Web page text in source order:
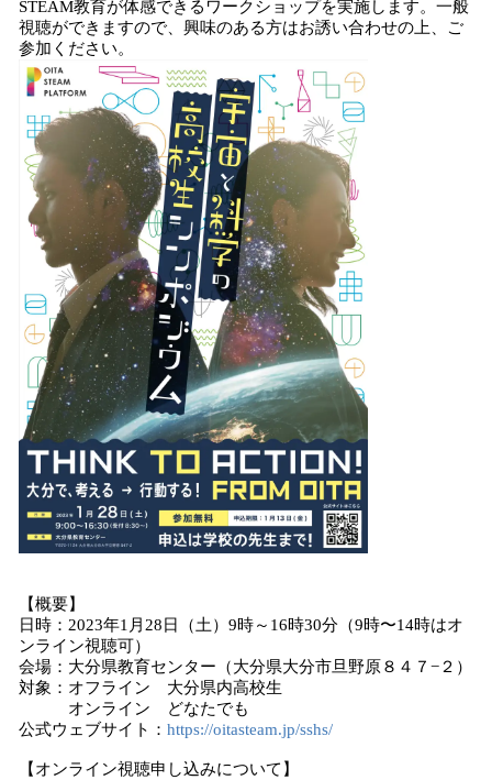
STEAM教育が体感できるワークショップを実施します。一般
視聴ができますので、興味のある方はお誘い合わせの上、ご
参加ください。
【概要】
日時：2023年1月28日（土）9時～16時30分（9時〜14時はオ
ンライン視聴可）
会場：大分県教育センター（大分県大分市旦野原８４７−２）
対象：オフライン 大分県内高校生
オンライン どなたでも
公式ウェブサイト： https://oitasteam.jp/sshs/
【オンライン視聴申し込みについて】